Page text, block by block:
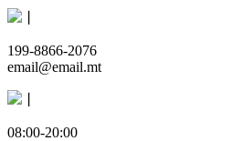
199-8866-2076
email@email.mt
08:00-20:00